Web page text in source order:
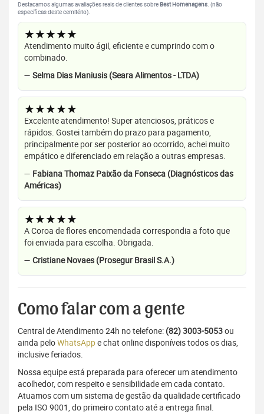
Destacamos algumas avaliações reais de clientes sobre Best Homenagens. (não
específicas deste cemitério).
★★★★★
Atendimento muito ágil, eficiente e cumprindo com o
combinado.
— Selma Dias Maniusis (Seara Alimentos - LTDA)
★★★★★
Excelente atendimento! Super atenciosos, práticos e
rápidos. Gostei também do prazo para pagamento,
principalmente por ser posterior ao ocorrido, achei muito
empático e diferenciado em relação a outras empresas.
— Fabiana Thomaz Paixão da Fonseca (Diagnósticos das
Américas)
★★★★★
A Coroa de flores encomendada correspondia a foto que
foi enviada para escolha. Obrigada.
— Cristiane Novaes (Prosegur Brasil S.A.)
Como falar com a gente
Central de Atendimento 24h no telefone: (82) 3003-5053ou
ainda peloWhatsAppe chat online disponíveis todos os dias,
inclusive feriados.
Nossa equipe está preparada para oferecer um atendimento
acolhedor, com respeito e sensibilidade em cada contato.
Atuamos com um sistema de gestão da qualidade certificado
pela ISO 9001, do primeiro contato até a entrega final.